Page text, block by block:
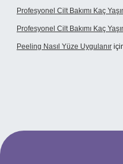
Profesyonel Cilt Bakımı Kaç
Profesyonel Cilt Bakımı Kaç
Peeling Nasıl Yüze Uygulanır